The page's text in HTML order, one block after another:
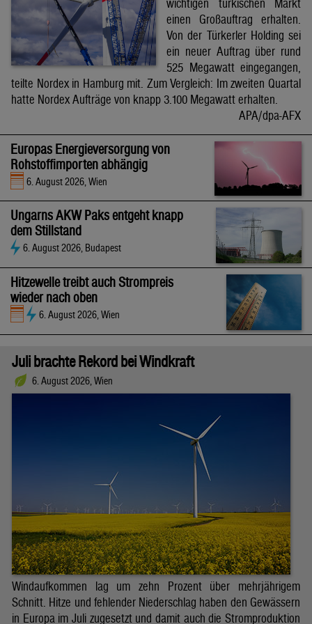
wichtigen türkischen Markt
einen Großauftrag erhalten.
Von der Türkerler Holding sei
ein neuer Auftrag über rund
525 Megawatt eingegangen,
teilte Nordex in Hamburg mit. Zum Vergleich: Im zweiten Quartal
hatte Nordex Aufträge von knapp 3.100 Megawatt erhalten.
APA/dpa-AFX
Europas Energieversorgung von
Rohstoffimporten abhängig
6. August 2026, Wien
Ungarns AKW Paks entgeht knapp
dem Stillstand
6. August 2026, Budapest
Hitzewelle treibt auch Strompreis
wieder nach oben
6. August 2026, Wien
Juli brachte Rekord bei Windkraft
6. August 2026, Wien
Windaufkommen lag um zehn Prozent über mehrjährigem
Schnitt. Hitze und fehlender Niederschlag haben den Gewässern
in Europa im Juli zugesetzt und damit auch die Stromproduktion